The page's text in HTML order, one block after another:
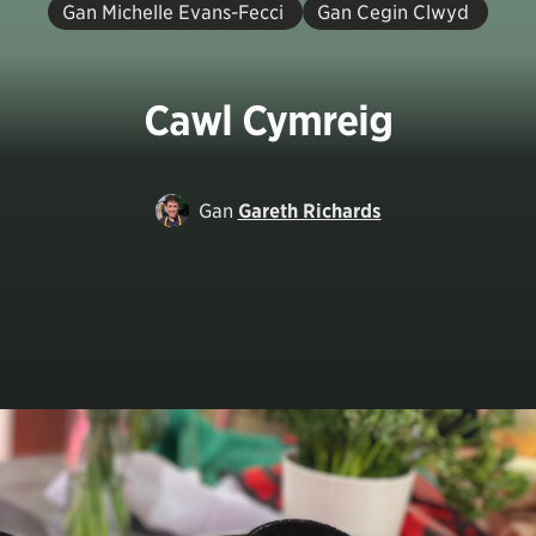
Gan Michelle Evans-Fecci Gan Cegin Clwyd
Cawl Cymreig
Gan Gareth Richards